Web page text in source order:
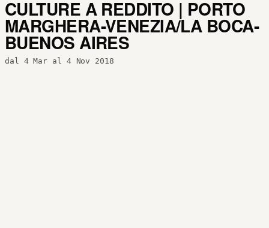
CULTURE A REDDITO | PORTO
MARGHERA-VENEZIA/LA BOCA-
BUENOS AIRES
dal 4 Mar al 4 Nov 2018